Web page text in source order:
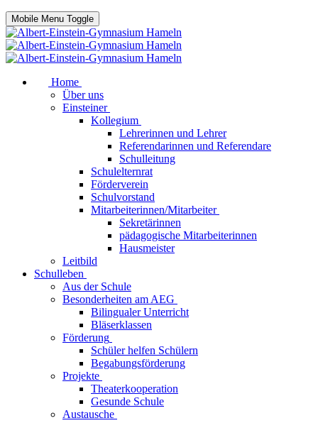
Mobile Menu Toggle
Home
Über uns
Einsteiner
Kollegium
Lehrerinnen und Lehrer
Referendarinnen und Referendare
Schulleitung
Schulelternrat
Förderverein
Schulvorstand
Mitarbeiterinnen/Mitarbeiter
Sekretärinnen
pädagogische Mitarbeiterinnen
Hausmeister
Leitbild
Schulleben
Aus der Schule
Besonderheiten am AEG
Bilingualer Unterricht
Bläserklassen
Förderung
Schüler helfen Schülern
Begabungsförderung
Projekte
Theaterkooperation
Gesunde Schule
Austausche